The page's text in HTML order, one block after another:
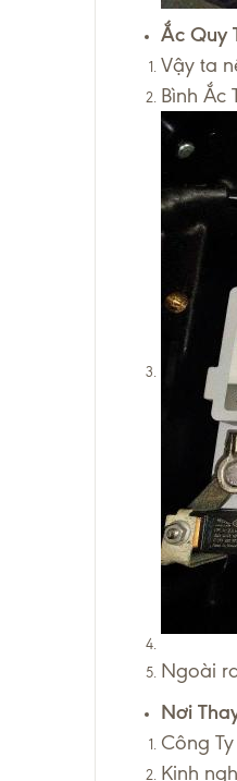
Ắc Quy
Vậy ta
Bình Ắc
Ngoài
Nơi
Công
Kinh